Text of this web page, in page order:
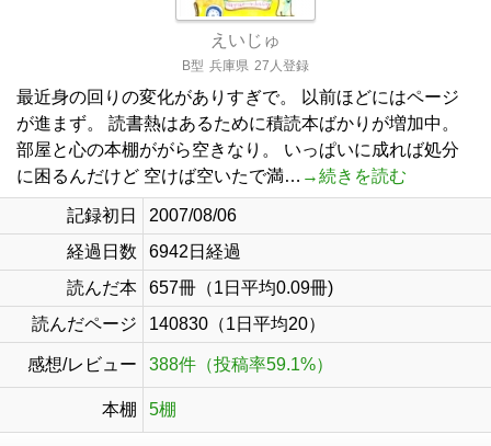
えいじゅ
B型 兵庫県 27人登録
最近身の回りの変化がありすぎで。 以前ほどにはページ
が進まず。 読書熱はあるために積読本ばかりが増加中。
部屋と心の本棚ががら空きなり。 いっぱいに成れば処分
に困るんだけど 空けば空いたで満… →続きを読む
記録初日
2007/08/06
経過日数
6942日経過
読んだ本
657冊（1日平均0.09冊)
読んだページ
140830（1日平均20）
感想/レビュー 388件（投稿率59.1%）
本棚 5棚